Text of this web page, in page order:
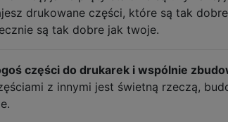
drukowane części, które są tak
są tak dobre jak twoje.
części do drukarek i wspólnie
z innymi jest świetną rzeczą,